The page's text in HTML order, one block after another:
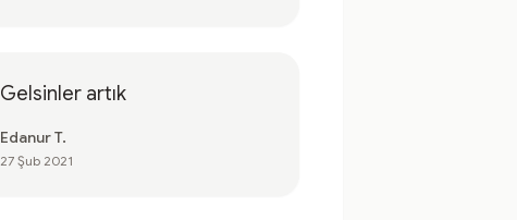
Gelsinler artık
Edanur T.
27 Şub 2021